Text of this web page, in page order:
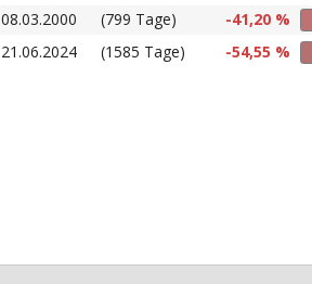
08.03.2000 (799 Tage)
-41,20 %
21.06.2024 (1585 Tage) -54,55 %